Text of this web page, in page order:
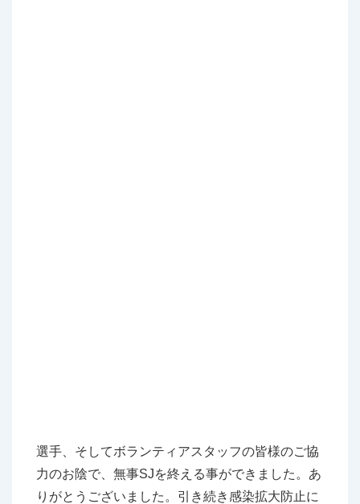
選手、そしてボランティアスタッフの皆様のご協
力のお陰で、無事SJを終える事ができました。あ
りがとうございました。引き続き感染拡大防止に